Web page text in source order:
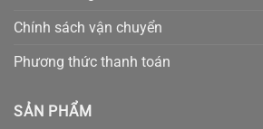
Chính sách vận chuyển
Phương thức thanh toán
SẢN PHẨM